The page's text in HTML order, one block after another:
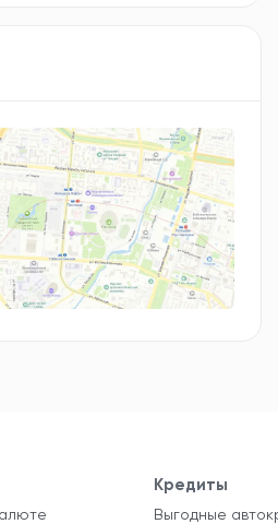
Кредиты
Выгодные